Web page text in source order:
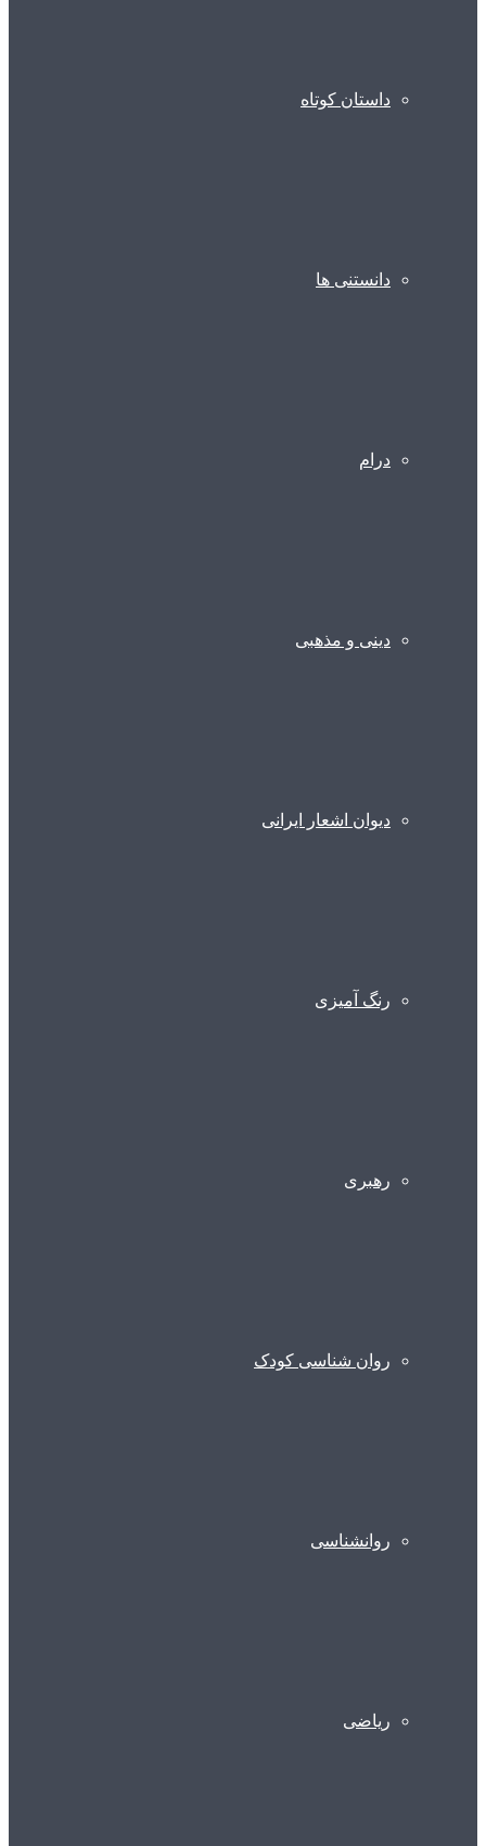
داستان کوتاه
دانستنی ها
درام
دینی و مذهبی
دیوان اشعار ایرانی
رنگ آمیزی
رهبری
روان شناسی کودک
روانشناسی
ریاضی